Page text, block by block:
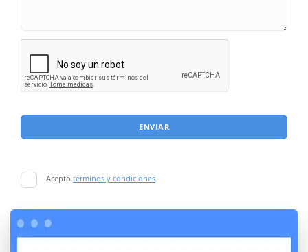
ENVIAR
Acepto términos y condiciones